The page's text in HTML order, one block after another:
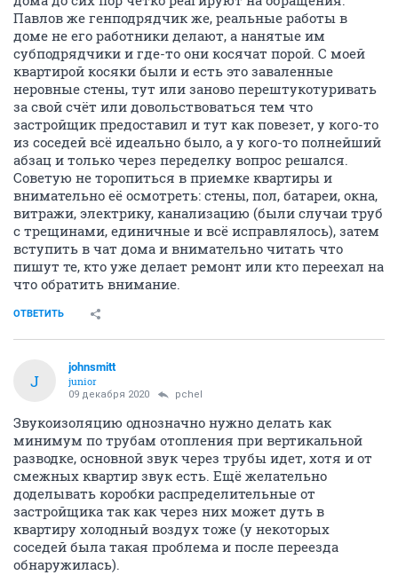
Павлов же генподрядчик же, реальные работы в
доме не его работники делают, а нанятые им
субподрядчики и где-то они косячат порой. С моей
квартирой косяки были и есть это заваленные
неровные стены, тут или заново перештукотуривать
за свой счёт или довольствоваться тем что
застройщик предоставил и тут как повезет, у кого-то
из соседей всё идеально было, а у кого-то полнейший
абзац и только через переделку вопрос решался.
Советую не торопиться в приемке квартиры и
внимательно её осмотреть: стены, пол, батареи, окна,
витражи, электрику, канализацию (были случаи труб
с трещинами, единичные и всё исправлялось), затем
вступить в чат дома и внимательно читать что
пишут те, кто уже делает ремонт или кто переехал на
что обратить внимание.
ОТВЕТИТЬ
J
johnsmitt
junior
09 декабря 2020 pchel
Звукоизоляцию однозначно нужно делать как
минимум по трубам отопления при вертикальной
разводке, основной звук через трубы идет, хотя и от
смежных квартир звук есть. Ещё желательно
доделывать коробки распределительные от
застройщика так как через них может дуть в
квартиру холодный воздух тоже (у некоторых
соседей была такая проблема и после переезда
обнаружилась).